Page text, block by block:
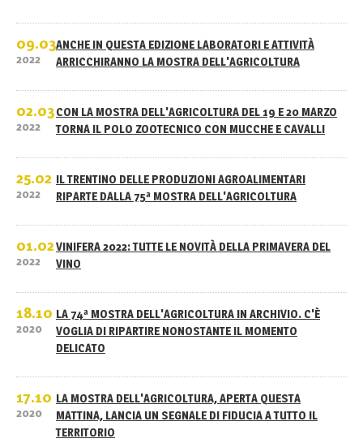
09.03
2022
ANCHE IN QUESTA EDIZIONE LABORATORI E ATTIVITÀ
ARRICCHIRANNO LA MOSTRA DELL'AGRICOLTURA
02.03
2022
CON LA MOSTRA DELL'AGRICOLTURA DEL 19 E 20 MARZO
TORNA IL POLO ZOOTECNICO CON MUCCHE E CAVALLI
25.02
2022
IL TRENTINO DELLE PRODUZIONI AGROALIMENTARI
RIPARTE DALLA 75ª MOSTRA DELL'AGRICOLTURA
01.02
2022
VINIFERA 2022: TUTTE LE NOVITÀ DELLA PRIMAVERA DEL
VINO
18.10
2020
LA 74ª MOSTRA DELL'AGRICOLTURA IN ARCHIVIO. C'È
VOGLIA DI RIPARTIRE NONOSTANTE IL MOMENTO
DELICATO
17.10
2020
LA MOSTRA DELL'AGRICOLTURA, APERTA QUESTA
MATTINA, LANCIA UN SEGNALE DI FIDUCIA A TUTTO IL
TERRITORIO